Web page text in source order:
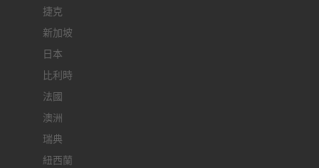
捷克
新加坡
日本
比利時
法國
澳洲
瑞典
紐西蘭